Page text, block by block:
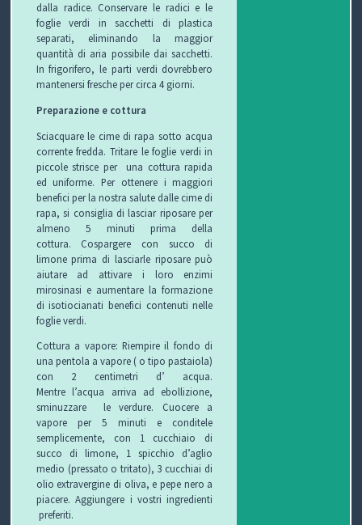
dalla radice. Conservare le radici e le
foglie verdi in sacchetti di plastica
separati, eliminando la maggior
quantità di aria possibile dai sacchetti.
In frigorifero, le parti verdi dovrebbero
mantenersi fresche per circa 4 giorni.
Preparazione e cottura
Sciacquare le cime di rapa sotto acqua
corrente fredda. Tritare le foglie verdi in
piccole strisce per una cottura rapida
ed uniforme.Per ottenere i maggiori
benefici per la nostra salute dalle cime di
rapa, si consiglia di lasciar riposare per
almeno 5 minuti prima della
cottura.
Cospargere con succo di
limone prima di lasciarle riposare può
aiutare ad attivare i loro enzimi
mirosinasi e aumentare la formazione
di isotiocianati benefici contenuti nelle
foglie verdi.
Cottura a vapore: Riempire il fondo di
una pentola a vapore ( o tipo pastaiola)
con 2 centimetri d’ acqua.
Mentrel’acqua arriva ad ebollizione,
sminuzzare le verdure. Cuocere a
vapore per 5 minuti e conditele
semplicemente, con 1 cucchiaio di
succo di limone, 1 spicchio d’aglio
medio (pressato o tritato), 3 cucchiai di
olio extravergine di oliva, e pepe nero a
piacere. Aggiungere i vostri ingredienti
preferiti.